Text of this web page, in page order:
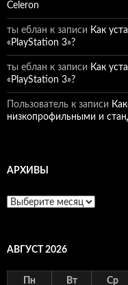
Celeron
ты еблан к записи Как
«PlayStation 3»?
ты еблан к записи Как
«PlayStation 3»?
Пользователь к записи
низкопрофильными и
АРХИВЫ
Архивы
АВГУСТ 2026
Пн Вт Ср